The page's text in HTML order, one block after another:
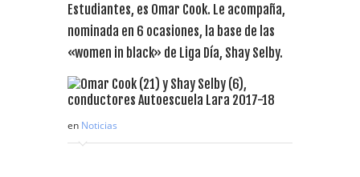
Estudiantes, es Omar Cook. Le acompaña,
nominada en 6 ocasiones, la base de las
«women in black» de Liga Día, Shay Selby.
en Noticias